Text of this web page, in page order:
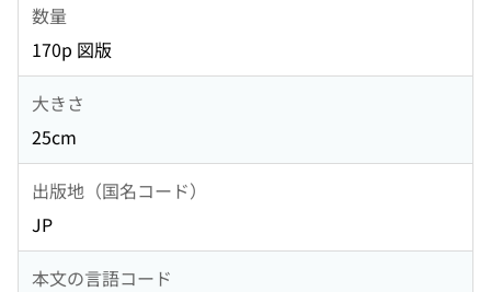
数量
170p 図版
大きさ
25cm
出版地（国名コード）
JP
本文の言語コード